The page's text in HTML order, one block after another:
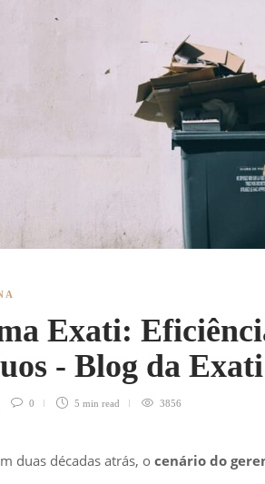
Exati:
- Blog da Exati
0 5 min read 3856
duas décadas atrás, o cenário do